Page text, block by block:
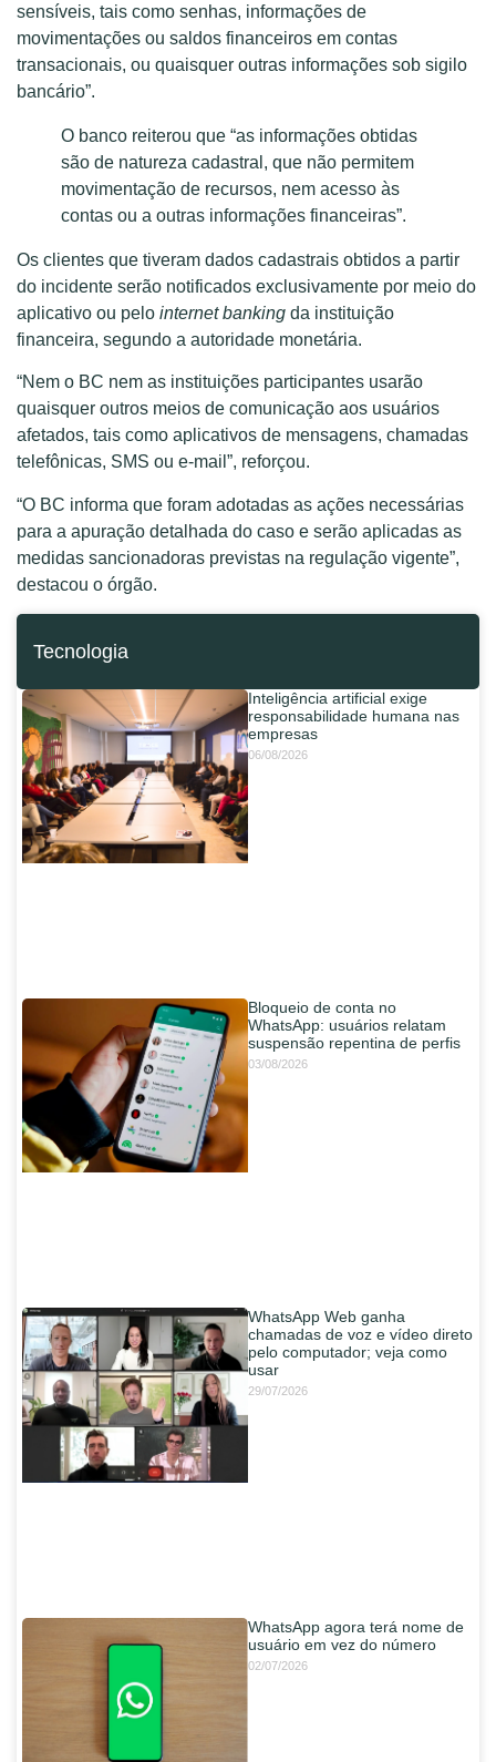
sensíveis, tais como senhas, informações de
movimentações ou saldos financeiros em contas
transacionais, ou quaisquer outras informações sob sigilo
bancário”.
O banco reiterou que “as informações obtidas
são de natureza cadastral, que não permitem
movimentação de recursos, nem acesso às
contas ou a outras informações financeiras”.
Os clientes que tiveram dados cadastrais obtidos a partir
do incidente serão notificados exclusivamente por meio do
aplicativo ou pelo internet banking da instituição
financeira, segundo a autoridade monetária.
“Nem o BC nem as instituições participantes usarão
quaisquer outros meios de comunicação aos usuários
afetados, tais como aplicativos de mensagens, chamadas
telefônicas, SMS ou e-mail”, reforçou.
“O BC informa que foram adotadas as ações necessárias
para a apuração detalhada do caso e serão aplicadas as
medidas sancionadoras previstas na regulação vigente”,
destacou o órgão.
Tecnologia
Inteligência artificial exige
responsabilidade humana nas
empresas
06/08/2026
Bloqueio de conta no
WhatsApp: usuários relatam
suspensão repentina de perfis
03/08/2026
WhatsApp Web ganha
chamadas de voz e vídeo direto
pelo computador; veja como
usar
29/07/2026
WhatsApp agora terá nome de
usuário em vez do número
02/07/2026